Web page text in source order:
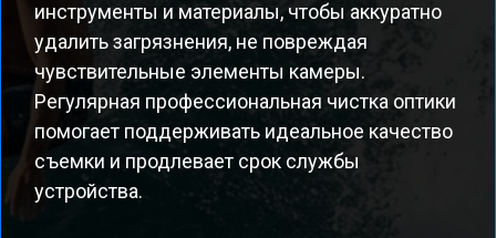
инструменты и материалы, чтобы аккуратно
удалить загрязнения, не повреждая
чувствительные элементы камеры.
Регулярная профессиональная чистка оптики
помогает поддерживать идеальное качество
съемки и продлевает срок службы
устройства.